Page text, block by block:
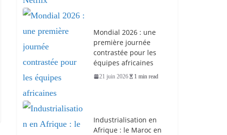
Mondial 2026 : une
première journée
contrastée pour les
équipes africaines
21 juin 2026 1 min read
Industrialisation en
Afrique : le Maroc en